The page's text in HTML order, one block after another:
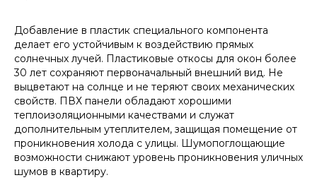
Добавление в пластик специального компонента
делает его устойчивым к воздействию прямых
солнечных лучей. Пластиковые откосы для окон более
30 лет сохраняют первоначальный внешний вид. Не
выцветают на солнце и не теряют своих механических
свойств. ПВХ панели обладают хорошими
теплоизоляционными качествами и служат
дополнительным утеплителем, защищая помещение от
проникновения холода с улицы. Шумопоглощающие
возможности снижают уровень проникновения уличных
шумов в квартиру.